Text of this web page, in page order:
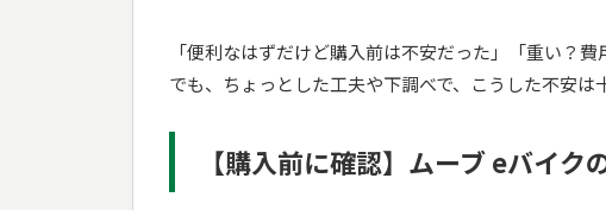
「便利なはずだけど購入前は不安だった」「重い？
でも、ちょっとした工夫や下調べで、こうした不安は
【購入前に確認】ムーブ eバイ